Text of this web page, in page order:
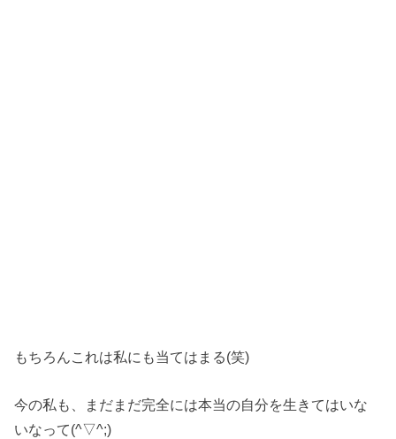
もちろんこれは私にも当てはまる(笑)
今の私も、まだまだ完全には本当の自分を生きてはいな
いなって(^▽^;)